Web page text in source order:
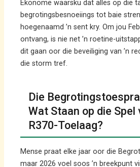
Ekonome waarsku dat alles op die
begrotingsbesnoeiings tot baie
hoegenaamd ’n sent kry. Om jou
ontvang, is nie net ’n roetine-
dit gaan oor die beveiliging van ’n
die storm tref.
Die
Wat Staan op die Spel
R370-Toelaag?
Mense praat elke jaar oor die
maar 2026 voel soos ’n breekpunt